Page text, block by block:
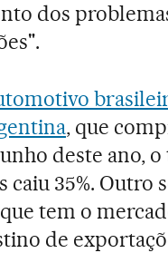
dos
, que
deste ano,
caiu 35%. Outro
tem o
de